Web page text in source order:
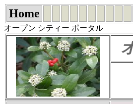
Home
オープン シティー ポータル